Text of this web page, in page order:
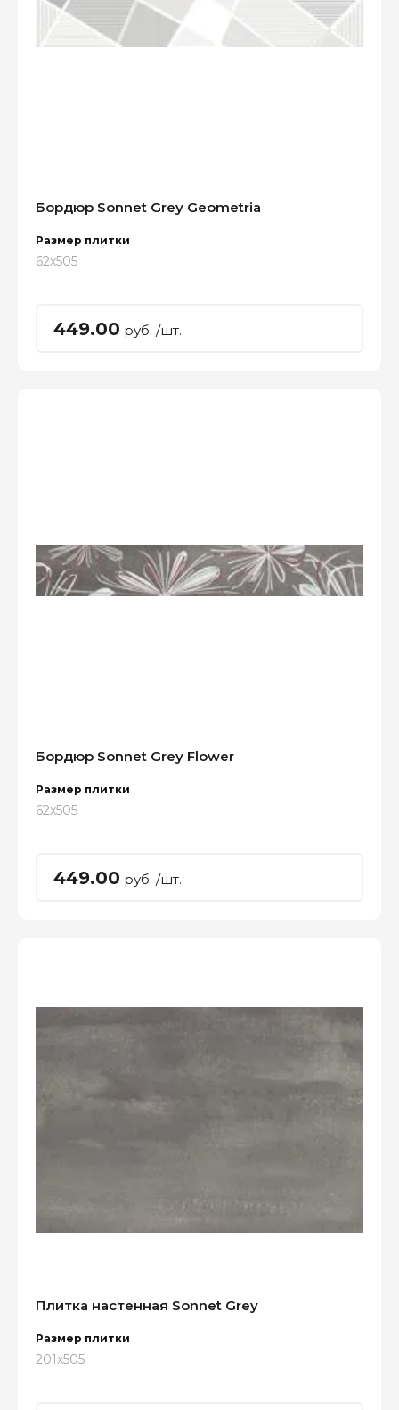
Бордюр Sonnet Grey Geometria
Размер плитки
62x505
449.00 руб. /шт.
Бордюр Sonnet Grey Flower
Размер плитки
62x505
449.00 руб. /шт.
Плитка настенная Sonnet Grey
Размер плитки
201x505